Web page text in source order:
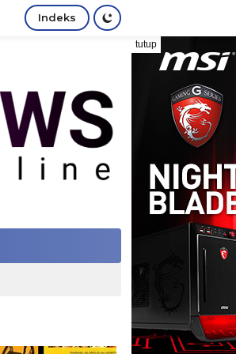
Indeks
tutup